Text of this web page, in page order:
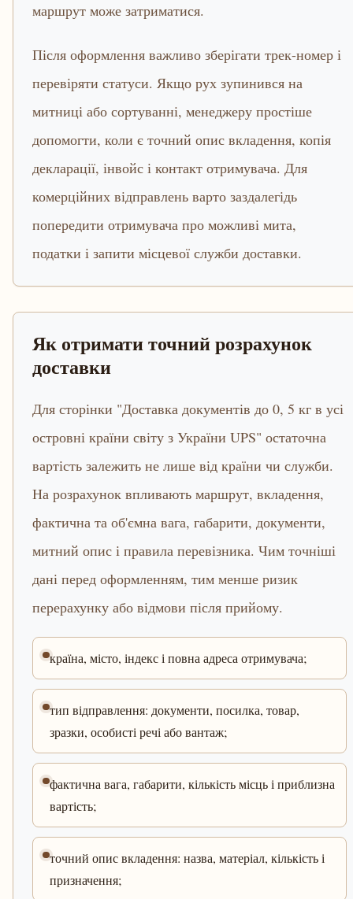
маршрут може затриматися.
Після оформлення важливо зберігати трек-номер і
перевіряти статуси. Якщо рух зупинився на
митниці або сортуванні, менеджеру простіше
допомогти, коли є точний опис вкладення, копія
декларації, інвойс і контакт отримувача. Для
комерційних відправлень варто заздалегідь
попередити отримувача про можливі мита,
податки і запити місцевої служби доставки.
Як отримати точний розрахунок
доставки
Для сторінки "Доставка документів до 0, 5 кг в усі
островні країни світу з України UPS" остаточна
вартість залежить не лише від країни чи служби.
На розрахунок впливають маршрут, вкладення,
фактична та об'ємна вага, габарити, документи,
митний опис і правила перевізника. Чим точніші
дані перед оформленням, тим менше ризик
перерахунку або відмови після прийому.
країна, місто, індекс і повна адреса отримувача;
тип відправлення: документи, посилка, товар,
зразки, особисті речі або вантаж;
фактична вага, габарити, кількість місць і приблизна
вартість;
точний опис вкладення: назва, матеріал, кількість і
призначення;